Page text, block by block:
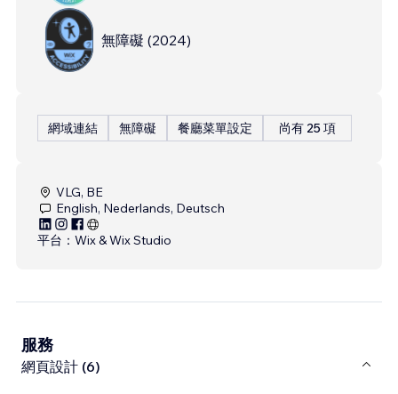
無障礙 (2024)
網域連結 無障礙 餐廳菜單設定 尚有 25 項
VLG, BE
English, Nederlands, Deutsch
平台： Wix & Wix Studio
服務
網頁設計 (6)